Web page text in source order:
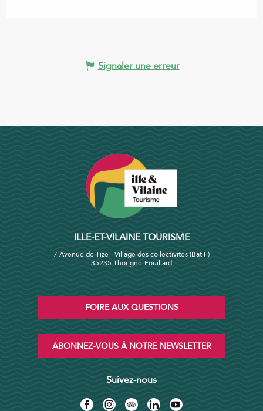
Signaler une erreur
ILLE-ET-VILAINE TOURISME
7 Avenue de Tizé - Village des collectivités (Bat F)
35235 Thorigné-Fouillard
FOIRE AUX QUESTIONS
ABONNEZ-VOUS À NOTRE NEWSLETTER
Suivez-nous